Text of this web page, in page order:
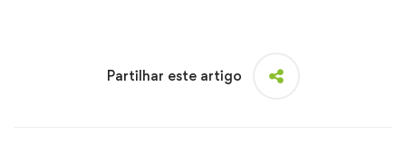
Partilhar este artigo